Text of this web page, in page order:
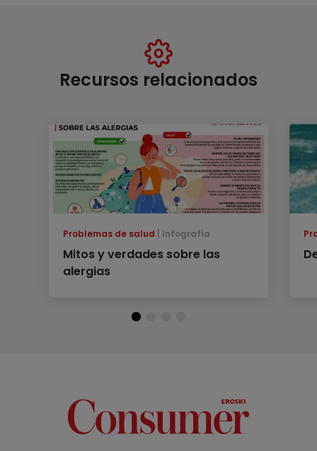
Recursos relacionados
Problemas de salud Infografía
Mitos y verdades sobre las
alergias